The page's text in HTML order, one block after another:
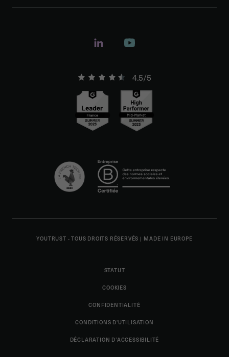
4.5/5
YOUTRUST - TOUS DROITS RÉSERVÉS | MADE IN EUROPE
STATUT
COOKIES
CONFIDENTIALITÉ
CONDITIONS D'UTILISATION
DÉCLARATION D’ACCESSIBILITÉ